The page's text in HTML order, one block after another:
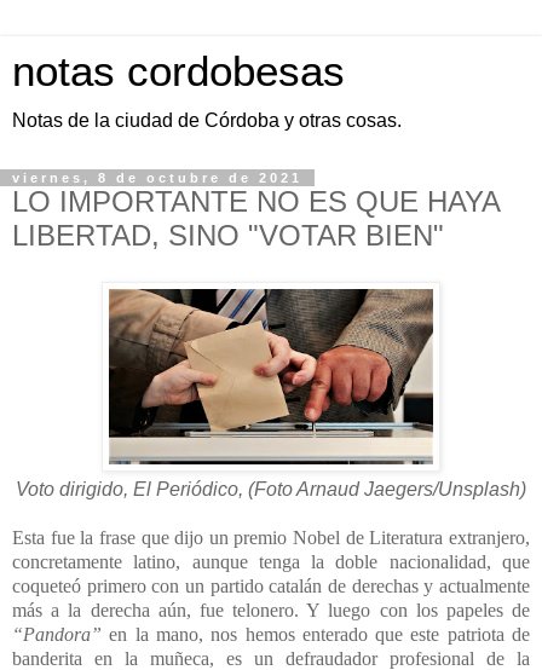
notas cordobesas
Notas de la ciudad de Córdoba y otras cosas.
viernes, 8 de octubre de 2021
LO IMPORTANTE NO ES QUE HAYA
LIBERTAD, SINO "VOTAR BIEN"
Voto dirigido, El Periódico, (Foto Arnaud Jaegers/Unsplash)
Esta fue la frase que dijo un premio Nobel de Literatura extranjero,
concretamente latino, aunque tenga la doble nacionalidad, que
coqueteó primero con un partido catalán de derechas y actualmente
más a la derecha aún, fue telonero. Y luego con los papeles de
“Pandora” en la mano, nos hemos enterado que este patriota de
banderita en la muñeca, es un defraudador profesional de la